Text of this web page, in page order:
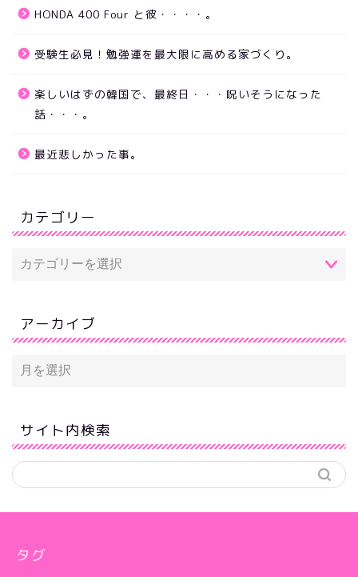
HONDA 400 Four と彼・・・・。
受験生必見！勉強運を最大限に高める家づくり。
楽しいはずの韓国で、最終日・・・呪いそうになった
話・・・。
最近悲しかった事。
カテゴリー
アーカイブ
サイト内検索
タグ